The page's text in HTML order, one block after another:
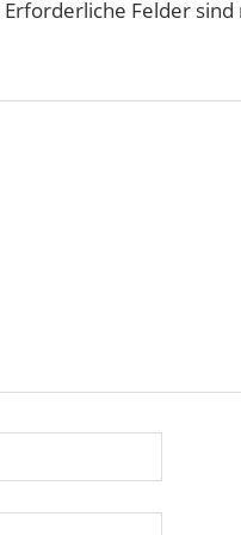
Erforderliche Felder sind